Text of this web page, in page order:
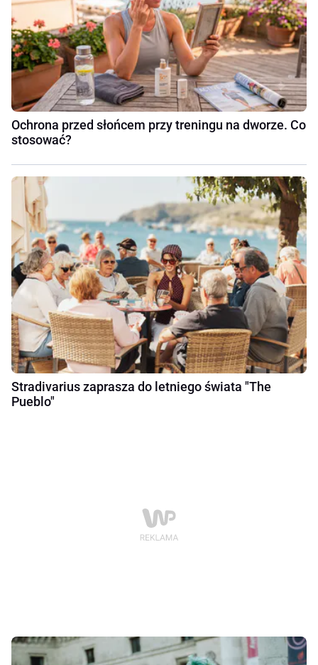
Ochrona przed słońcem przy treningu na dworze. Co
stosować?
Stradivarius zaprasza do letniego świata "The
Pueblo"